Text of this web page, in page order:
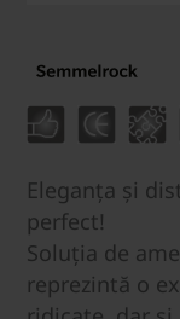
Eleganţa şi
perfect!
Soluția de
reprezintă o